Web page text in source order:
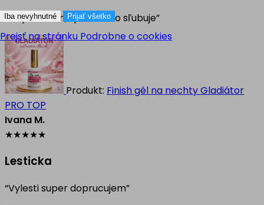
“Odporúčam, spĺňa to čo sľubuje”
Produkt: Finish gél na nechty Gladiátor
PRO TOP
Ivana M.
★★★★★
Lesticka
“Vylesti super doprucujem”
Iba nevyhnutné Prijať všetko
Prejsť na stránku Podrobne o cookies